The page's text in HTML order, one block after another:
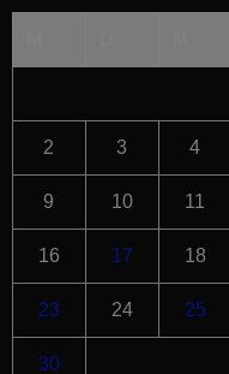
2 3 4
9 10 11
16 17 18
23 24 25
30